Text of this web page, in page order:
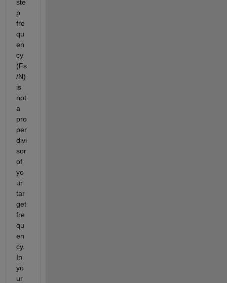
ste
p
fre
qu
en
cy
(Fs
/N)
is
not
a
pro
per
divi
sor
of
yo
ur
tar
get
fre
qu
en
cy.
In
yo
ur